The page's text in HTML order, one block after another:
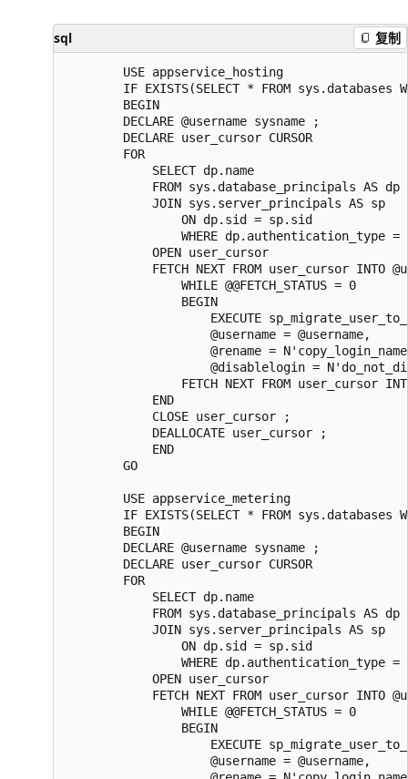
sql 复制
        USE appservice_hosting
IF EXISTS(SELECT * FROM sys.databases
        BEGIN
        DECLARE @username sysname ;
        DECLARE user_cursor CURSOR
        FOR
            SELECT dp.name
FROM sys.database_principals AS
            JOIN sys.server_principals AS sp
                ON dp.sid = sp.sid
WHERE dp.authentication_type
            OPEN user_cursor
FETCH NEXT FROM user_cursor INTO
                WHILE @@FETCH_STATUS = 0
                BEGIN
EXECUTE
                    @username = @username,
@rename =
@disablelogin =
FETCH NEXT FROM user_cursor
            END
            CLOSE user_cursor ;
            DEALLOCATE user_cursor ;
            END
        GO
        USE appservice_metering
IF EXISTS(SELECT * FROM sys.databases
        BEGIN
        DECLARE @username sysname ;
        DECLARE user_cursor CURSOR
        FOR
            SELECT dp.name
FROM sys.database_principals AS
            JOIN sys.server_principals AS sp
                ON dp.sid = sp.sid
WHERE dp.authentication_type
            OPEN user_cursor
FETCH NEXT FROM user_cursor INTO
                WHILE @@FETCH_STATUS = 0
                BEGIN
EXECUTE
                    @username = @username,